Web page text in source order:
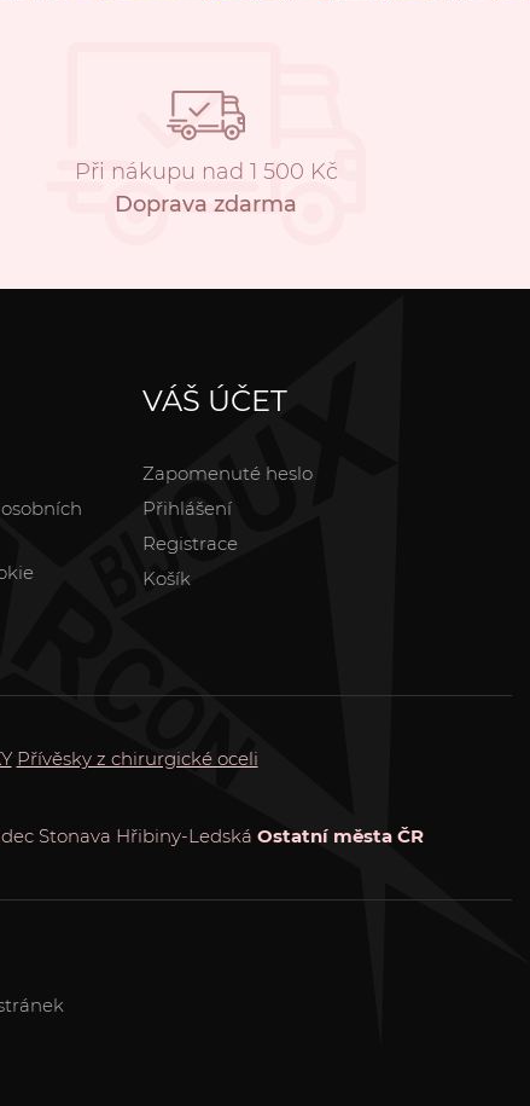
Při nákupu nad 1 500 Kč
Doprava zdarma
VÁŠ ÚČET
Zapomenuté heslo
Přihlášení
Registrace
Košík
Přívěsky z chirurgické oceli
Stonava Hřibiny-Ledská Ostatní města ČR